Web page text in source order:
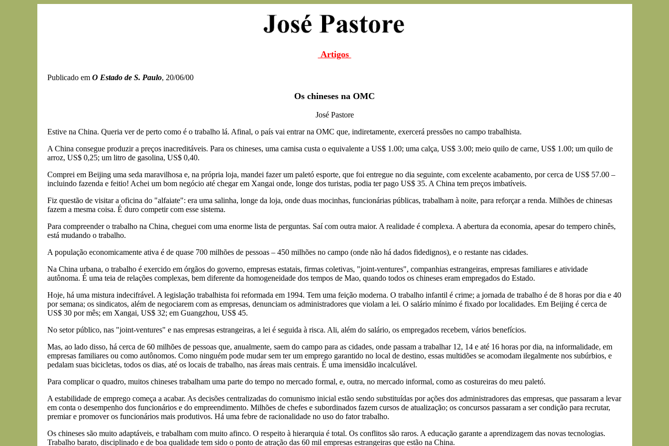
Artigos
Publicado em O Estado de S. Paulo, 20/06/00
Os chineses na OMC
José Pastore
Estive na China. Queria ver de perto como é o trabalho lá. Afinal, o país vai entrar na OMC que, indiretamente, exercerá pressões no campo trabalhista.
A China consegue produzir a preços inacreditáveis. Para os chineses, uma camisa custa o equivalente a US$ 1.00; uma calça, US$ 3.00; meio quilo de carne, US$ 1.00; um quilo de
arroz, US$ 0,25; um litro de gasolina, US$ 0,40.
Comprei em Beijing uma seda maravilhosa e, na própria loja, mandei fazer um paletó esporte, que foi entregue no dia seguinte, com excelente acabamento, por cerca de US$ 57.00 –
incluindo fazenda e feitio! Achei um bom negócio até chegar em Xangai onde, longe dos turistas, podia ter pago US$ 35. A China tem preços imbatíveis.
Fiz questão de visitar a oficina do "alfaiate": era uma salinha, longe da loja, onde duas mocinhas, funcionárias públicas, trabalham à noite, para reforçar a renda. Milhões de chinesas
fazem a mesma coisa. É duro competir com esse sistema.
Para compreender o trabalho na China, cheguei com uma enorme lista de perguntas. Saí com outra maior. A realidade é complexa. A abertura da economia, apesar do tempero chinês,
está mudando o trabalho.
A população economicamente ativa é de quase 700 milhões de pessoas – 450 milhões no campo (onde não há dados fidedignos), e o restante nas cidades.
Na China urbana, o trabalho é exercido em órgãos do governo, empresas estatais, firmas coletivas, "joint-ventures", companhias estrangeiras, empresas familiares e atividade
autônoma. É uma teia de relações complexas, bem diferente da homogeneidade dos tempos de Mao, quando todos os chineses eram empregados do Estado.
Hoje, há uma mistura indecifrável. A legislação trabalhista foi reformada em 1994. Tem uma feição moderna. O trabalho infantil é crime; a jornada de trabalho é de 8 horas por dia e 40
por semana; os sindicatos, além de negociarem com as empresas, denunciam os administradores que violam a lei. O salário mínimo é fixado por localidades. Em Beijing é cerca de
US$ 30 por mês; em Xangai, US$ 32; em Guangzhou, US$ 45.
No setor público, nas "joint-ventures" e nas empresas estrangeiras, a lei é seguida à risca. Ali, além do salário, os empregados recebem, vários benefícios.
Mas, ao lado disso, há cerca de 60 milhões de pessoas que, anualmente, saem do campo para as cidades, onde passam a trabalhar 12, 14 e até 16 horas por dia, na informalidade, em
empresas familiares ou como autônomos. Como ninguém pode mudar sem ter um emprego garantido no local de destino, essas multidões se acomodam ilegalmente nos subúrbios, e
pedalam suas bicicletas, todos os dias, até os locais de trabalho, nas áreas mais centrais. É uma imensidão incalculável.
Para complicar o quadro, muitos chineses trabalham uma parte do tempo no mercado formal, e, outra, no mercado informal, como as costureiras do meu paletó.
A estabilidade de emprego começa a acabar. As decisões centralizadas do comunismo inicial estão sendo substituídas por ações dos administradores das empresas, que passaram a levar
em conta o desempenho dos funcionários e do empreendimento. Milhões de chefes e subordinados fazem cursos de atualização; os concursos passaram a ser condição para recrutar,
premiar e promover os funcionários mais produtivos. Há uma febre de racionalidade no uso do fator trabalho.
Os chineses são muito adaptáveis, e trabalham com muito afinco. O respeito à hierarquia é total. Os conflitos são raros. A educação garante a aprendizagem das novas tecnologias.
Trabalho barato, disciplinado e de boa qualidade tem sido o ponto de atração das 60 mil empresas estrangeiras que estão na China.